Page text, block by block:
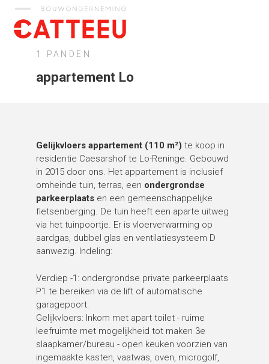
Catteeu
1 PANDEN
appartement Lo
Gelijkvloers appartement (110 m²) te koop in
residentie Caesarshof te Lo-Reninge. Gebouwd
in 2015 door ons. Het appartement is inclusief
omheinde tuin, terras, een ondergrondse
parkeerplaats en een gemeenschappelijke
fietsenberging. De tuin heeft een aparte uitweg
via het tuinpoortje. Er is vloerverwarming op
aardgas, dubbel glas en ventilatiesysteem D
aanwezig. Indeling:
Verdiep -1: ondergrondse private parkeerplaats
P1 te bereiken via de lift of automatische
garagepoort.
Gelijkvloers: Inkom met apart toilet - ruime
leefruimte met mogelijkheid tot maken 3e
slaapkamer/bureau - open keuken voorzien van
ingemaakte kasten, vaatwas, oven, microgolf,